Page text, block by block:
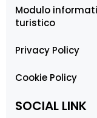
Modulo
turistico
Privacy Policy
Cookie Policy
SOCIAL LINK